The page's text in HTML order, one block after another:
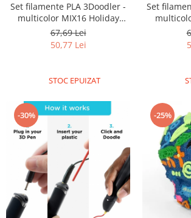
Set filamente PLA 3Doodler -
multicolor MIX16 Holiday
Mixed Pack
67,69 Lei
50,77 Lei
STOC EPUIZAT
Set
-30% -25%